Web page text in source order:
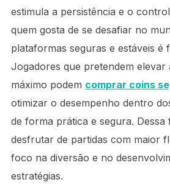
estimula a persistência e o
quem gosta de se desafiar no
plataformas seguras e estáveis é
Jogadores que pretendem elevar
máximo podem comprar coins
otimizar o desempenho dentro
de forma prática e segura.
desfrutar de partidas com maior
foco na diversão e no
estratégias.